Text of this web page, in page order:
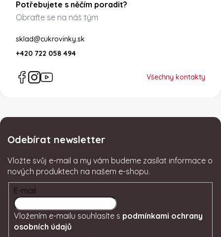
Potřebujete s něčím poradit?
Obraťte se na náš tým
sklad@cukrovinky.sk
+420 722 058 494
Všechny kontakty
Odebírat newsletter
Vložte svůj e-mail a my vám budeme zasílat informace o
nových produktech na našem e-shopu.
E-mail
Vložením e-mailu souhlasíte s podmínkami ochrany
osobních údajů